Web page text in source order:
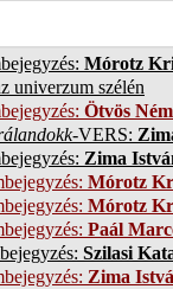
Mórotz
univerzum szélén
Ötvös
-VERS:
Zima
Mórotz
Mórotz
Paál
Szilasi
Zima